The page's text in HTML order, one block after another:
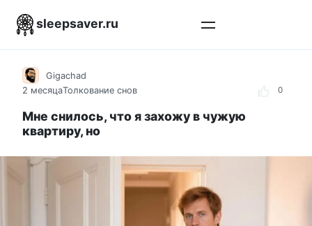
sleepsaver.ru
0
Gigachad
2 месяцаТолкование снов
Мне снилось, что я захожу в чужую
квартиру, но